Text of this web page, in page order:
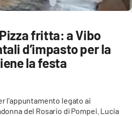
fritta: a Vibo
d’impasto per la
la festa
l'appuntamento legato ai
del Rosario di Pompei. Lucia